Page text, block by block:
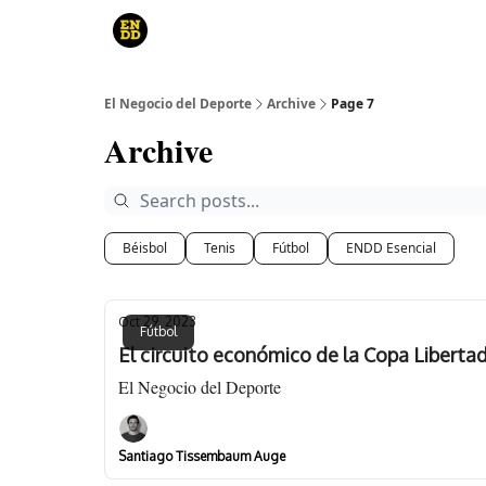
El Negocio del Deporte Archive Page 7
Archive
Béisbol Tenis Fútbol ENDD Esencial
Fútbol
Oct 29, 2023
El circuito económico de la Copa
El Negocio del Deporte
Santiago Tissembaum Auge